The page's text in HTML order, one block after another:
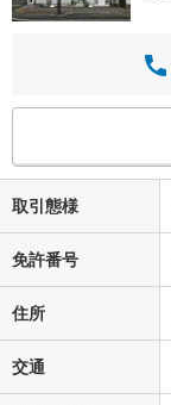
取引態様
免許番号
住所
交通